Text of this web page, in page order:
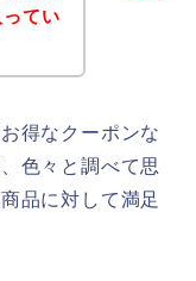
てい
得なクーポンな
色々と調べて思
品に対して満足